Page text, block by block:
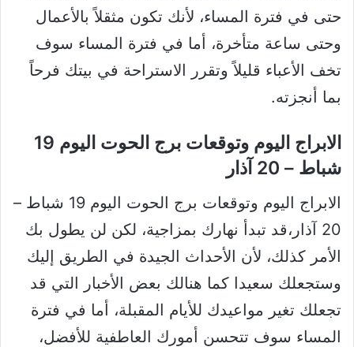
حتى في فترة المساء، لأنك تكون مثقلاً بالأعمال
وحتى ساعة متأخرة، أما في فترة المساء سوف
تخف الأعباء قليلاً وتقرر الاستراحة في بيتك فرحاً
بما أنجزته.
الابراج اليوم وتوقعات برج الحوت اليوم 19
شباط – 20 آذار
الابراج اليوم وتوقعات برج الحوت اليوم 19 شباط –
20 آذار،قد تبدأ نهارك بمزاجية، لكن لن يطول بك
الأمر كذلك، لأن الأحداث الجيدة في الطريق إليك
وستجعلك سعيدا كما هنالك بعض الأخبار التي قد
تجعلك تغير مواعيدك للأيام المقبلة، أما في فترة
المساء سوف تتحسن أمورك العاطفية للأفضل،